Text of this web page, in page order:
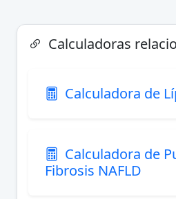
Calculadoras
Calculadora de
Calculadora de
Fibrosis NAFLD